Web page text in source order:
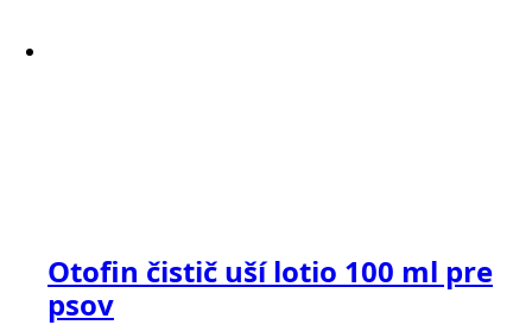
Otofin čistič uší lotio 100 ml pre
psov